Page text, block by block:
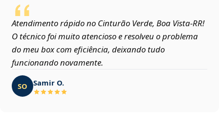
Atendimento rápido no Cinturão Verde, Boa Vista‑RR!
O técnico foi muito atencioso e resolveu o problema
do meu box com eficiência, deixando tudo
funcionando novamente.
SO Samir O.